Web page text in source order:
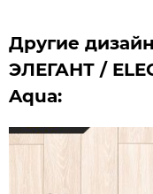
Другие
ЭЛЕГАНТ /
Aqua: